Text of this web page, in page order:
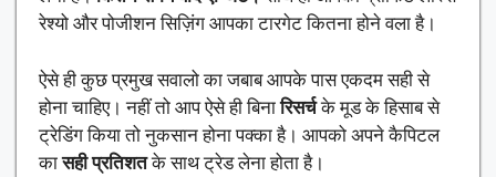
रेश्यो और पोजीशन सिज़िंग आपका टारगेट कितना होने वला है।
ऐसे ही कुछ प्रमुख सवालो का जबाब आपके पास एकदम सही से
होना चाहिए। नहीं तो आप ऐसे ही बिनारिसर्चके मूड के हिसाब से
ट्रेडिंग किया तो नुकसान होना पक्का है। आपको अपने कैपिटल
कासही प्रतिशतके साथ ट्रेड लेना होता है।